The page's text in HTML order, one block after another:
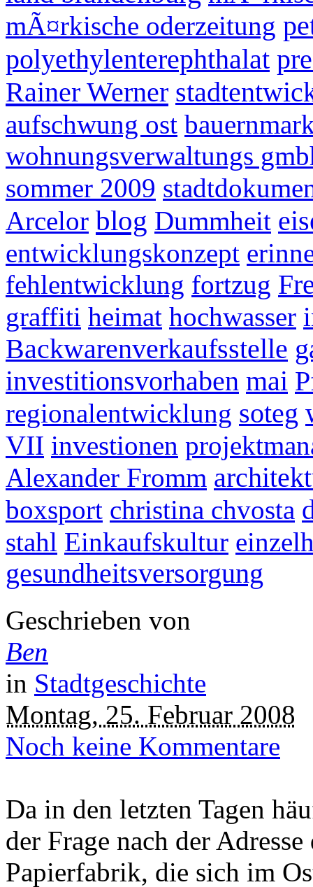
mÃ¤rkische oderzeitung
polyethylenterephthalat
Rainer Werner
aufschwung ost
wohnungsverwaltungs
sommer 2009
Arcelor blog Dummheit
entwicklungskonzept
fehlentwicklung fortzug
graffiti heimat hochwasser
Backwarenverkaufsstelle
investitionsvorhaben mai
regionalentwicklung soteg
VII investionen
Alexander Fromm
boxsport christina chvosta
stahl Einkaufskultur
gesundheitsversorgung
Geschrieben von
Ben
in Stadtgeschichte
Montag, 25. Februar 2008
Noch keine Kommentare
Da in den letzten Tagen
der Frage nach der
Papierfabrik, die sich im